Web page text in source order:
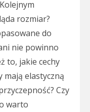
rozmiar?
do
nie powinno
to, jakie cechy
mają elastyczną
Czy
warto